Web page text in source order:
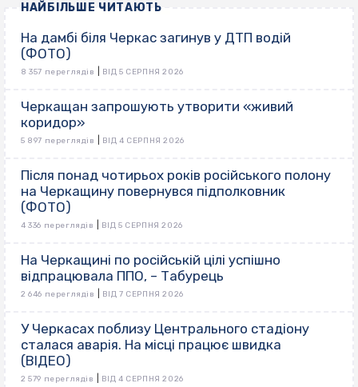
НАЙБІЛЬШЕ ЧИТАЮТЬ
На дамбі біля Черкас загинув у ДТП водій
(ФОТО)
8 357 переглядів ВІД 5 СЕРПНЯ 2026
Черкащан запрошують утворити «живий
коридор»
5 897 переглядів ВІД 4 СЕРПНЯ 2026
Після понад чотирьох років російського полону
на Черкащину повернувся підполковник
(ФОТО)
4 336 переглядів ВІД 5 СЕРПНЯ 2026
На Черкащині по російській цілі успішно
відпрацювала ППО, – Табурець
2 646 переглядів ВІД 7 СЕРПНЯ 2026
У Черкасах поблизу Центрального стадіону
сталася аварія. На місці працює швидка
(ВІДЕО)
2 579 переглядів ВІД 4 СЕРПНЯ 2026